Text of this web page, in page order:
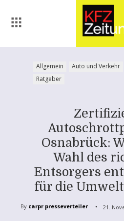
Allgemein Auto und Verkehr
Ratgeber
Osnabrück:
Wahl des
Entsorgers
für die
By carpr presseverteiler 21.